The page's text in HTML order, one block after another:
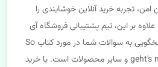
تجربه خرید آنلاین خوشایندی را
بر این، تیم پشتیبانی فروشگاه آی
آر جرمنی همیشه آماده پاسخگویی به سوالات شما در مورد کتاب So
geht's noch besser A2-B1 NEU و سایر محصولات است. با خرید